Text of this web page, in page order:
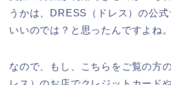
うかは、DRESS（ドレス）の公
いいのでは？と思ったんですよね。
なので、もし、こちらをご覧の方